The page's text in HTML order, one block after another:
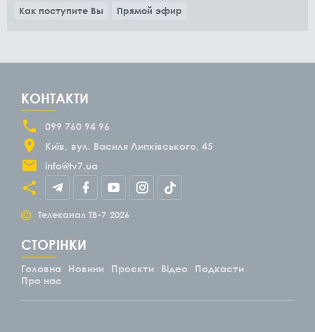
Как поступите Вы
Прямой эфир
КОНТАКТИ
099 760 94 96
Київ
вул. Василя Липківського, 45
info@tv7.ua
© Телеканал ТВ-7 2026
СТОРІНКИ
Головна Новини Проєкти Відео
Подкасти
Про нас